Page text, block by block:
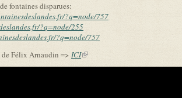
fontaines disparues:
?q=node/757
?q=node/255
?q=node/757
de Félix Arnaudin => ICI(link is external)